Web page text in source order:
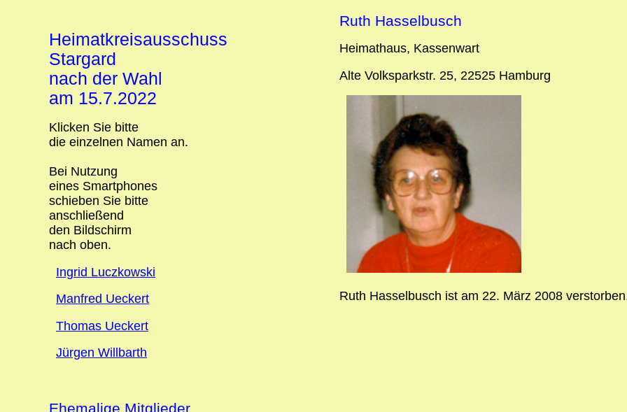
Ruth Hasselbusch
Heimathaus, Kassenwart
Alte Volksparkstr. 25, 22525 Hamburg
Ruth Hasselbusch ist am 22. März 2008